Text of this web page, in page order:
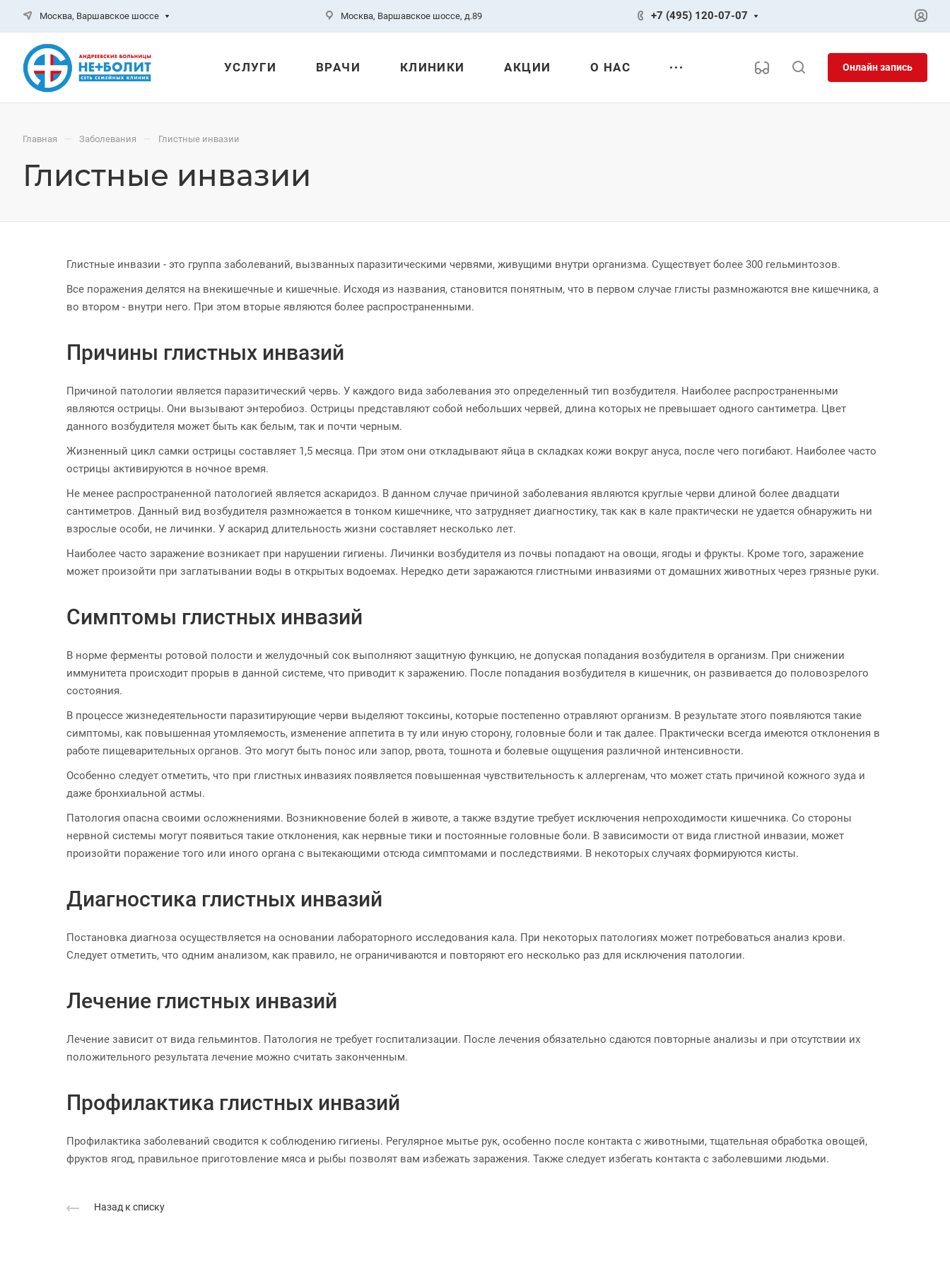
Москва, Варшавское шоссе Москва, Варшавское шоссе, д.89 +7 (495) 120-07-07
УСЛУГИ ВРАЧИ КЛИНИКИ АКЦИИ О НАС Онлайн запись
Главная — Заболевания — Глистные инвазии
Глистные инвазии
Глистные инвазии - это группа заболеваний, вызванных паразитическими червями, живущими внутри организма. Существует более 300 гельминтозов.
Все поражения делятся на внекишечные и кишечные. Исходя из названия, становится понятным, что в первом случае глисты размножаются вне кишечника, а
во втором - внутри него. При этом вторые являются более распространенными.
Причины глистных инвазий
Причиной патологии является паразитический червь. У каждого вида заболевания это определенный тип возбудителя. Наиболее распространенными
являются острицы. Они вызывают энтеробиоз. Острицы представляют собой небольших червей, длина которых не превышает одного сантиметра. Цвет
данного возбудителя может быть как белым, так и почти черным.
Жизненный цикл самки острицы составляет 1,5 месяца. При этом они откладывают яйца в складках кожи вокруг ануса, после чего погибают. Наиболее часто
острицы активируются в ночное время.
Не менее распространенной патологией является аскаридоз. В данном случае причиной заболевания являются круглые черви длиной более двадцати
сантиметров. Данный вид возбудителя размножается в тонком кишечнике, что затрудняет диагностику, так как в кале практически не удается обнаружить ни
взрослые особи, не личинки. У аскарид длительность жизни составляет несколько лет.
Наиболее часто заражение возникает при нарушении гигиены. Личинки возбудителя из почвы попадают на овощи, ягоды и фрукты. Кроме того, заражение
может произойти при заглатывании воды в открытых водоемах. Нередко дети заражаются глистными инвазиями от домашних животных через грязные руки.
Симптомы глистных инвазий
В норме ферменты ротовой полости и желудочный сок выполняют защитную функцию, не допуская попадания возбудителя в организм. При снижении
иммунитета происходит прорыв в данной системе, что приводит к заражению. После попадания возбудителя в кишечник, он развивается до половозрелого
состояния.
В процессе жизнедеятельности паразитирующие черви выделяют токсины, которые постепенно отравляют организм. В результате этого появляются такие
симптомы, как повышенная утомляемость, изменение аппетита в ту или иную сторону, головные боли и так далее. Практически всегда имеются отклонения в
работе пищеварительных органов. Это могут быть понос или запор, рвота, тошнота и болевые ощущения различной интенсивности.
Особенно следует отметить, что при глистных инвазиях появляется повышенная чувствительность к аллергенам, что может стать причиной кожного зуда и
даже бронхиальной астмы.
Патология опасна своими осложнениями. Возникновение болей в животе, а также вздутие требует исключения непроходимости кишечника. Со стороны
нервной системы могут появиться такие отклонения, как нервные тики и постоянные головные боли. В зависимости от вида глистной инвазии, может
произойти поражение того или иного органа с вытекающими отсюда симптомами и последствиями. В некоторых случаях формируются кисты.
Диагностика глистных инвазий
Постановка диагноза осуществляется на основании лабораторного исследования кала. При некоторых патологиях может потребоваться анализ крови.
Следует отметить, что одним анализом, как правило, не ограничиваются и повторяют его несколько раз для исключения патологии.
Лечение глистных инвазий
Лечение зависит от вида гельминтов. Патология не требует госпитализации. После лечения обязательно сдаются повторные анализы и при отсутствии их
положительного результата лечение можно считать законченным.
Профилактика глистных инвазий
Профилактика заболеваний сводится к соблюдению гигиены. Регулярное мытье рук, особенно после контакта с животными, тщательная обработка овощей,
фруктов ягод, правильное приготовление мяса и рыбы позволят вам избежать заражения. Также следует избегать контакта с заболевшими людьми.
Назад к списку